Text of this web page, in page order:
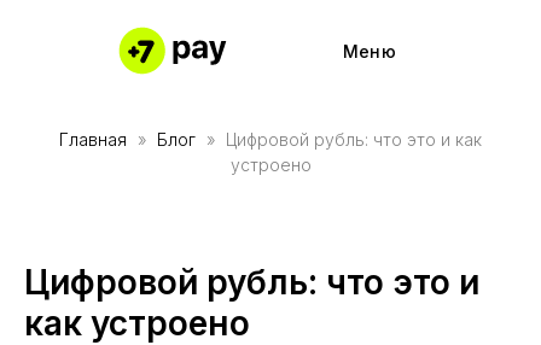
Меню
Наше
Частями
Главная Блог
Цифровой рубль: что это и как
устроено
Цифровой рубль: что это и
как устроено